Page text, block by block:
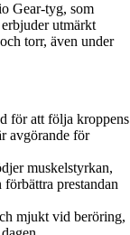
Gear-tyg, som
utmärkt
torr, även under
för att följa kroppens
avgörande för
muskelstyrkan,
prestandan
mjukt vid beröring,